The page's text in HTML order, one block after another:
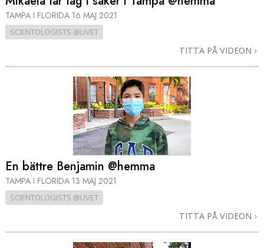
TAMPA I FLORIDA 16 MAJ 2021
SCIENTOLOGISTS @LIVET
TITTA PÅ VIDEON
En bättre Benjamin @hemma
TAMPA I FLORIDA 13 MAJ 2021
SCIENTOLOGISTS @LIVET
TITTA PÅ VIDEON